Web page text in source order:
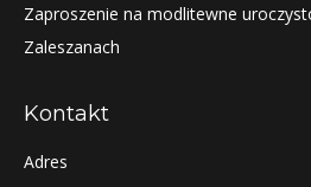
Zaproszenie na modlitewne
Zaleszanach
Kontakt
Adres